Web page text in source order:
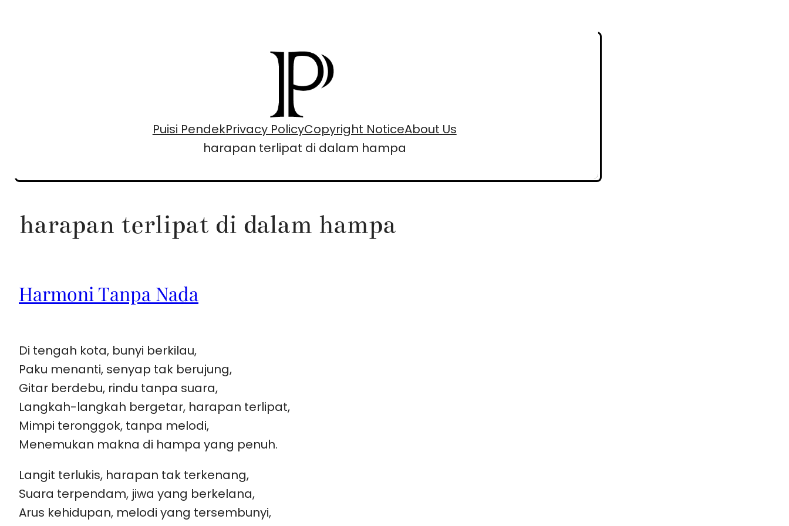
Puisi PendekPrivacy PolicyCopyright NoticeAbout Us
harapan terlipat di dalam hampa
harapan terlipat di dalam hampa
Harmoni Tanpa Nada
Di tengah kota, bunyi berkilau,
Paku menanti, senyap tak berujung,
Gitar berdebu, rindu tanpa suara,
Langkah-langkah bergetar, harapan terlipat,
Mimpi teronggok, tanpa melodi,
Menemukan makna di hampa yang penuh.
Langit terlukis, harapan tak terkenang,
Suara terpendam, jiwa yang berkelana,
Arus kehidupan, melodi yang tersembunyi,